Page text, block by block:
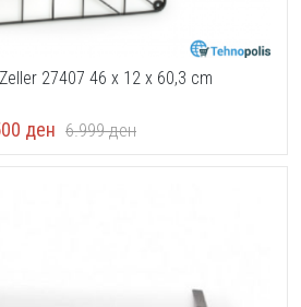
27407 46 x 12 x 60,3 cm
ден 6.999ден